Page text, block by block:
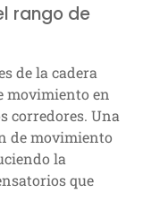
rango de
de la cadera
movimiento en
corredores. Una
de movimiento
la
que